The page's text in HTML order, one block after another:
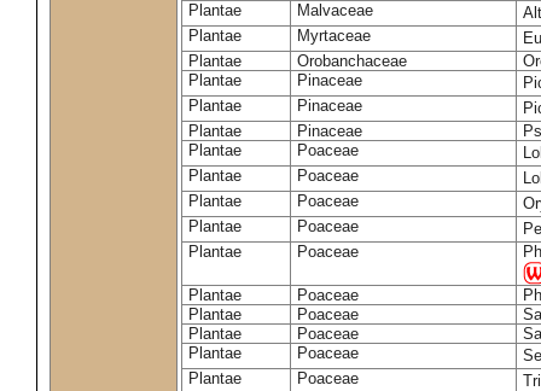
Plantae
Malvaceae
Plantae
Myrtaceae
Plantae
Orobanchaceae
Plantae
Pinaceae
Plantae
Pinaceae
Plantae
Pinaceae
Plantae
Poaceae
Plantae
Poaceae
Plantae
Poaceae
Plantae
Poaceae
Plantae
Poaceae
Plantae Poaceae
Plantae
Poaceae
Plantae
Poaceae
Plantae
Poaceae
Plantae
Poaceae